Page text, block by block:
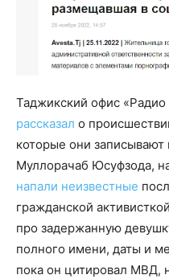
Таджикский офис
рассказал о
которые они
Муллорачаб Юсуфзода,
напали неизвестные
гражданской
про задержанную
полного имени, даты и
пока он цитировал МВД,